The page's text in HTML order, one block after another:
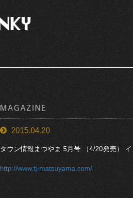
MAGAZINE
2015.04.20
タウン情報まつやま 5月号 （4/20発売）
http://www.tj-matsuyama.com/